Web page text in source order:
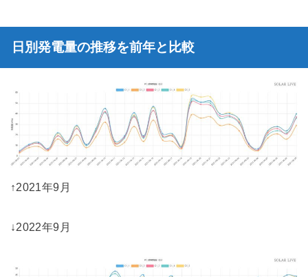
日別発電量の推移を前年と比較
↑2021年9月
↓2022年9月